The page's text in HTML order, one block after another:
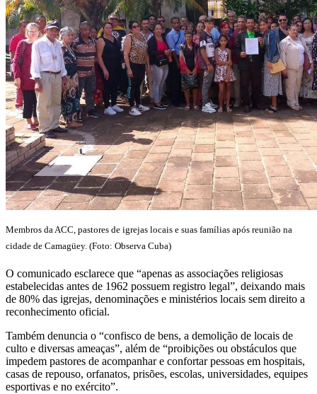
Membros da ACC, pastores de igrejas locais e suas famílias após reunião na
cidade de Camagüey. (Foto: Observa Cuba)
O comunicado esclarece que “apenas as associações religiosas
estabelecidas antes de 1962 possuem registro legal”, deixando mais
de 80% das igrejas, denominações e ministérios locais sem direito a
reconhecimento oficial.
Também denuncia o “confisco de bens, a demolição de locais de
culto e diversas ameaças”, além de “proibições ou obstáculos que
impedem pastores de acompanhar e confortar pessoas em hospitais,
casas de repouso, orfanatos, prisões, escolas, universidades, equipes
esportivas e no exército”.